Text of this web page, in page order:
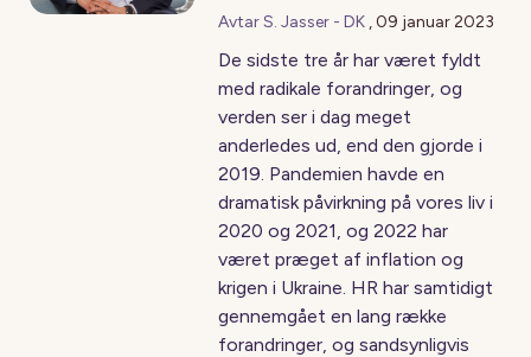
Avtar S. Jasser - DK ,09 januar 2023
De sidste tre år har været fyldt
med radikale forandringer, og
verden ser i dag meget
anderledes ud, end den gjorde i
2019. Pandemien havde en
dramatisk påvirkning på vores liv i
2020 og 2021, og 2022 har
været præget af inflation og
krigen i Ukraine. HR har samtidigt
gennemgået en lang række
forandringer, og sandsynligvis